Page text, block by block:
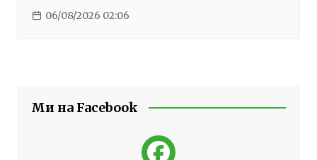
06/08/2026 02:06
Ми на Facebook